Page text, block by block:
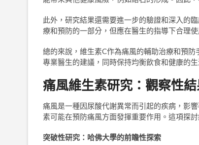
此外，研究結果還需要進一步的驗證和深入的
療和預防的一部分，但應在醫生的指導下合理
總的來說，維生素C作為痛風的輔助治療和預
專業醫生的建議，同時保持均衡飲食和健康的
痛風維生素研究：觀察性
痛風是一種因尿酸代謝異常而引起的疾病，影
素可能在預防痛風方面發揮重要作用。這項探
突破性研究：哈佛大學的前瞻性探索